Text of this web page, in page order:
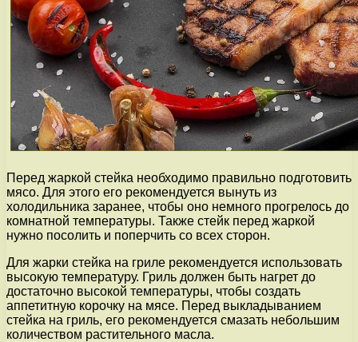
Перед жаркой стейка необходимо правильно подготовить
мясо. Для этого его рекомендуется вынуть из
холодильника заранее, чтобы оно немного прогрелось до
комнатной температуры. Также стейк перед жаркой
нужно посолить и поперчить со всех сторон.
Для жарки стейка на гриле рекомендуется использовать
высокую температуру. Гриль должен быть нагрет до
достаточно высокой температуры, чтобы создать
аппетитную корочку на мясе. Перед выкладыванием
стейка на гриль, его рекомендуется смазать небольшим
количеством растительного масла.